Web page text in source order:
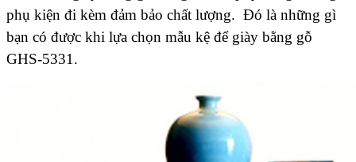
phụ kiện đi kèm đảm bảo chất lượng. Đó là những gì
bạn có được khi lựa chọn mẫu kệ để giày bằng gỗ
GHS-5331.